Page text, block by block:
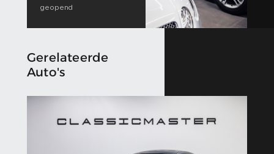
geopend
Gerelateerde
Auto's